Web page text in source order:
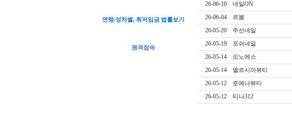
연령/성차별, 최저임금 법률보기
원격접속
26-06-10
네일ON
26-06-04
르봄
26-05-20
주선네일
26-05-19
포쉬네일
26-05-14
오노에스
26-05-14
엘르시아뷰티
26-05-12
로에나뷰티
26-05-12
티나312